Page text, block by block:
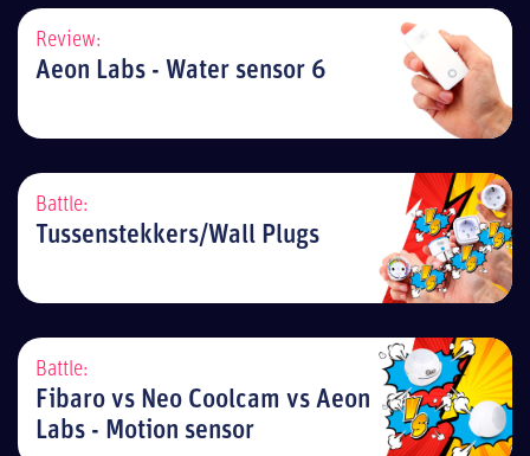
Review:
Aeon Labs - Water sensor 6
Battle:
Tussenstekkers/Wall Plugs
Battle:
Fibaro vs Neo Coolcam vs Aeon
Labs - Motion sensor